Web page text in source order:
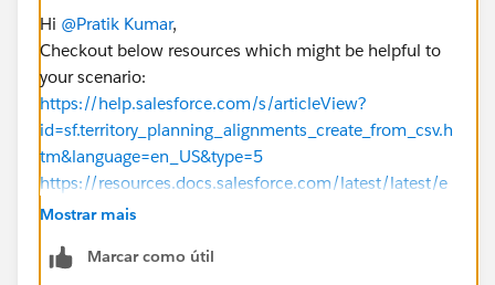
Hi @Pratik Kumar,
Checkout below resources which might be helpful to
your scenario:
https://help.salesforce.com/s/articleView?
id=sf.territory_planning_alignments_create_from_csv.h
tm&language=en_US&type=5
https://resources.docs.salesforce.com/latest/latest/e
n-us/sfdc/pdf/territory_planning_implementation.pdf
salesforce-maps-territory-planning/
Mostrar mais
Marcar como útil